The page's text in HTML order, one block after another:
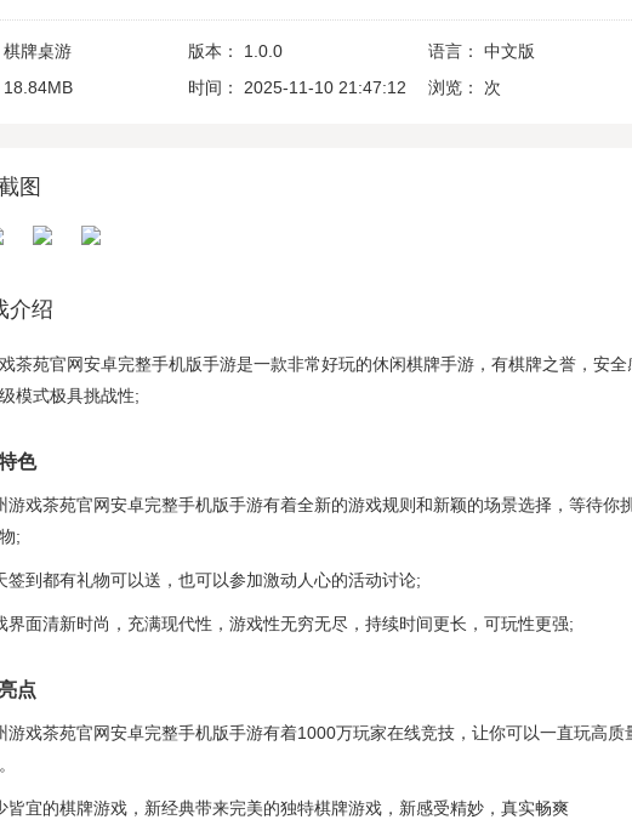
棋牌桌游 版本： 1.0.0 语言：
中文版
18.84MB 时间： 2025-11-10 21:47:12 浏览： 次
图
介绍
茶苑官网安卓完整手机版手游是一款非常好玩的休闲棋牌手游，有棋牌之誉，安全
模式极具挑战性;
色
游戏茶苑官网安卓完整手机版手游有着全新的游戏规则和新颖的场景选择，等待你
;
签到都有礼物可以送，也可以参加激动人心的活动讨论;
界面清新时尚，充满现代性，游戏性无穷无尽，持续时间更长，可玩性更强;
点
游戏茶苑官网安卓完整手机版手游有着1000万玩家在线竞技，让你可以一直玩高质
皆宜的棋牌游戏，新经典带来完美的独特棋牌游戏，新感受精妙，真实畅爽